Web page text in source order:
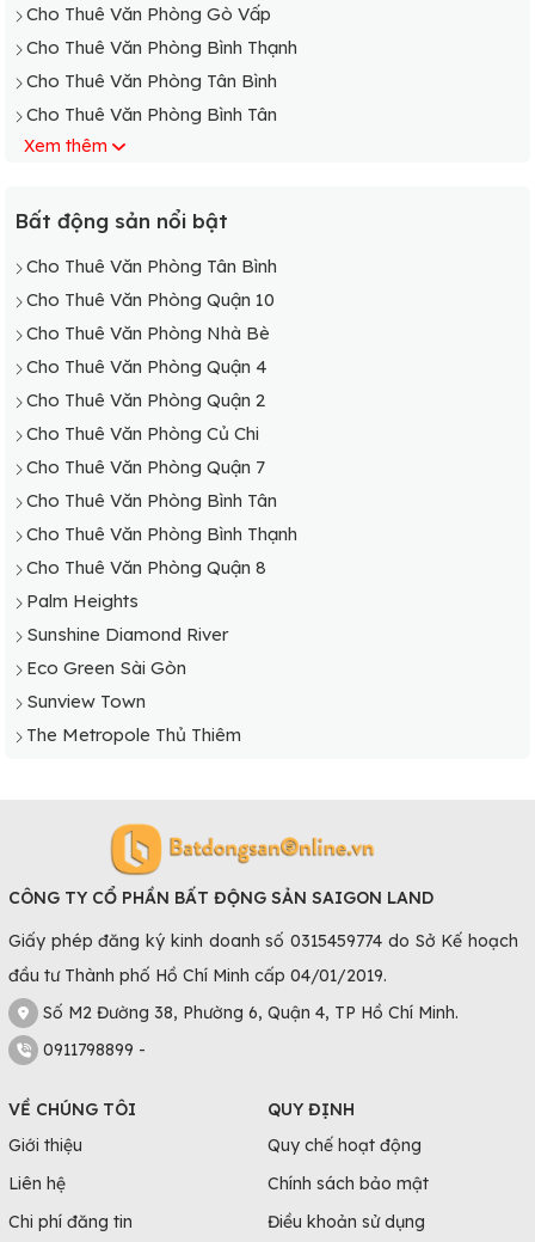
Cho Thuê Văn Phòng Gò Vấp
Cho Thuê Văn Phòng Bình Thạnh
Cho Thuê Văn Phòng Tân Bình
Cho Thuê Văn Phòng Bình Tân
Cho Thuê Văn Phòng Phú Nhuận
Cho Thuê Văn Phòng Cần Giờ
Cho Thuê Văn Phòng Hóc Môn
Cho Thuê Văn Phòng Nhà Bè
Cho Thuê Văn Phòng Thủ Đức
Xem thêm
Bất động sản nổi bật
Cho Thuê Văn Phòng Tân Bình
Cho Thuê Văn Phòng Quận 10
Cho Thuê Văn Phòng Nhà Bè
Cho Thuê Văn Phòng Quận 4
Cho Thuê Văn Phòng Quận 2
Cho Thuê Văn Phòng Củ Chi
Cho Thuê Văn Phòng Quận 7
Cho Thuê Văn Phòng Bình Tân
Cho Thuê Văn Phòng Bình Thạnh
Cho Thuê Văn Phòng Quận 8
Palm Heights
Sunshine Diamond River
Eco Green Sài Gòn
Sunview Town
The Metropole Thủ Thiêm
CÔNG TY CỔ PHẦN BẤT ĐỘNG SẢN SAIGON LAND
Giấy phép đăng ký kinh doanh số 0315459774 do Sở Kế hoạch
đầu tư Thành phố Hồ Chí Minh cấp 04/01/2019.
Số M2 Đường 38, Phường 6, Quận 4, TP Hồ Chí Minh.
0911798899 -
VỀ CHÚNG TÔI
Giới thiệu
Liên hệ
Chi phí đăng tin
QUY ĐỊNH
Quy chế hoạt động
Chính sách bảo mật
Điều khoản sử dụng